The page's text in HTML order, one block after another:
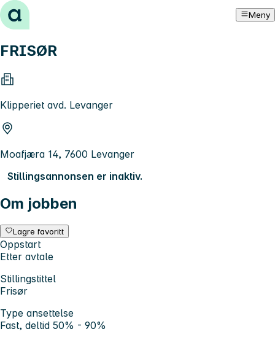
Hopp til innhold Meny
FRISØR
Klipperiet avd. Levanger
Moafjæra 14, 7600 Levanger
Stillingsannonsen er inaktiv.
Om jobben
Lagre favoritt
Oppstart
Etter avtale
Stillingstittel
Frisør
Type ansettelse
Fast, deltid 50% - 90%